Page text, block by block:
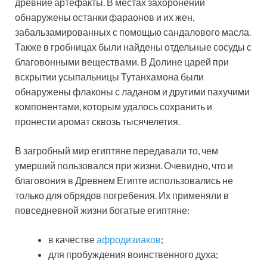
обнаружены останки фараонов и их жен,
забальзамированных с помощью сандалового масла.
Также в гробницах были найдены отдельные сосуды с
благовонными веществами. В Долине царей при
вскрытии усыпальницы Тутанхамона были
обнаружены флаконы с ладаном и другими пахучими
компонентами, которым удалось сохранить и
пронести аромат сквозь тысячелетия.
В загробный мир египтяне передавали то, чем
умерший пользовался при жизни. Очевидно, что и
благовония в Древнем Египте использовались не
только для обрядов погребения. Их применяли в
повседневной жизни богатые египтяне:
в качествеафродизиаков;
для пробуждения воинственного духа;